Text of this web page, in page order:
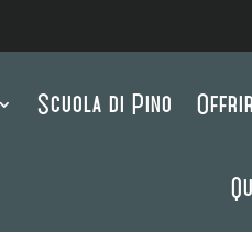
Scuola di Pino Offrir